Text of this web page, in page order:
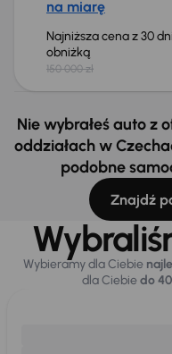
na miarę
Najniższa cena z 30
obniżką
150 000 zł
Nie wybrałeś auto z
oddziałach w
podobne
Znajdź
Wybieramy dla Ciebie
dla Ciebiedo